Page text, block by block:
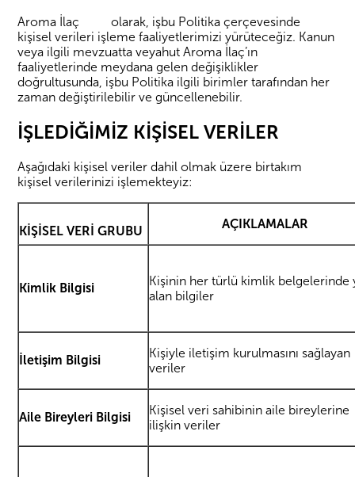
Aroma İlaç olarak, işbu Politika çerçevesinde
kişisel verileri işleme faaliyetlerimizi yürüteceğiz. Kanun
veya ilgili mevzuatta veyahut Aroma İlaç’ın
faaliyetlerinde meydana gelen değişiklikler
doğrultusunda, işbu Politika ilgili birimler tarafından her
zaman değiştirilebilir ve güncellenebilir.
İŞLEDİĞİMİZ KİŞİSEL VERİLER
Aşağıdaki kişisel veriler dahil olmak üzere birtakım
kişisel verilerinizi işlemekteyiz:
KİŞİSEL VERİ GRUBU AÇIKLAMALAR
Kimlik Bilgisi
Kişinin her türlü kimlik belgelerinde
alan bilgiler
İletişim Bilgisi
Kişiyle iletişim kurulmasını sağlayan
veriler
Aile Bireyleri Bilgisi
Kişisel veri sahibinin aile bireylerine
ilişkin veriler